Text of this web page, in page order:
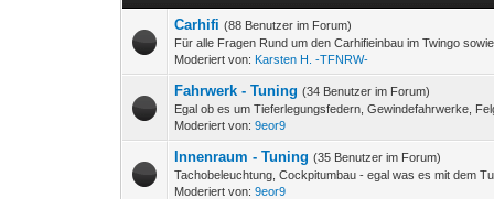
Carhifi (88 Benutzer im Forum)
Für alle Fragen Rund um den Carhifieinbau im Twingo
Moderiert von: Karsten H. -TFNRW-
Fahrwerk - Tuning (34 Benutzer im Forum)
Egal ob es um Tieferlegungsfedern, Gewindefahrwerke,
Moderiert von:9eor9
Innenraum - Tuning (35 Benutzer im Forum)
Tachobeleuchtung, Cockpitumbau - egal was es mit dem
Moderiert von:9eor9